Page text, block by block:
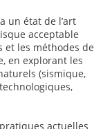
un état de l’art
acceptable
et les méthodes de
en explorant les
(sismique,
actuelles